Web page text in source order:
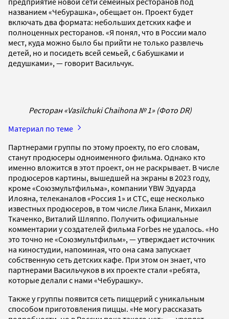
названием «Чебурашка», обещает он. Проект будет
включать два формата: небольших детских кафе и
полноценных ресторанов. «Я понял, что в России мало
мест, куда можно было бы прийти не только развлечь
детей, но и посидеть всей семьей, с бабушками и
дедушками», — говорит Васильчук.
Ресторан «Vasilchuki Chaihona № 1» (Фото DR)
Материал по теме
Партнерами группы по этому проекту, по его словам,
станут продюсеры одноименного фильма. Однако кто
именно вложится в этот проект, он не раскрывает. В числе
продюсеров картины, вышедшей на экраны в 2023 году,
кроме «Союзмультфильма», компании YBW Эдуарда
Илояна, телеканалов «Россия 1» и СТС, еще несколько
известных продюсеров, в том числе Лика Бланк, Михаил
Ткаченко, Виталий Шляппо. Получить официальные
комментарии у создателей фильма Forbes не удалось. «Но
это точно не «Союзмультфильм», — утверждает источник
на киностудии, напоминая, что она сама запускает
собственную сеть детских кафе. При этом он знает, что
партнерами Васильчуков в их проекте стали «ребята,
которые делали с нами «Чебурашку».
Также у группы появится сеть пиццерий с уникальным
способом приготовления пиццы. «Не могу рассказать